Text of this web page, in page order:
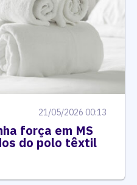
21/05/2026 00:13
força em MS
do polo têxtil